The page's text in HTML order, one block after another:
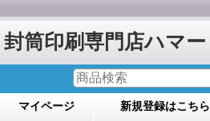
封筒印刷専門店ハマー
マイページ 新規登録はこちら